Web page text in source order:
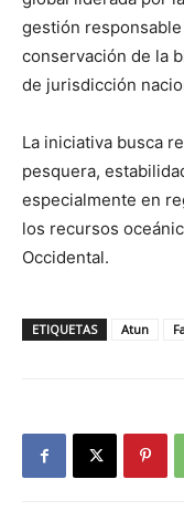
gestión
conservación de la
de jurisdicción
La iniciativa busca
pesquera,
especialmente en
los recursos
Occidental.
ETIQUETAS Atun